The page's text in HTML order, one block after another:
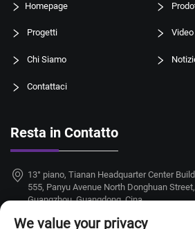
Homepage
Progetti Video
Chi Siamo
Contattaci
Resta in Contatto
13° piano, Tianan Headquarter Center
555, Panyu Avenue North Donghuan
Guangzhou, Guangdong, Cina
+86-18924068214
We value your privacy